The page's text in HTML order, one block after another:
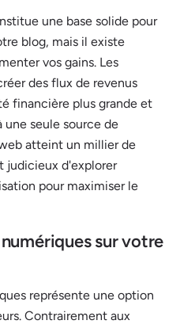
une base solide pour
blog, mais il existe
vos gains. Les
des flux de revenus
financière plus grande et
une seule source de
atteint un millier de
judicieux d'explorer
pour maximiser le
sur votre
représente une option
Contrairement aux